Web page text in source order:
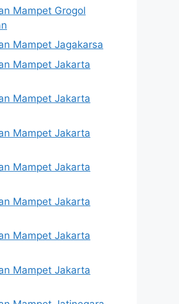
Mampet Grogol
Mampet Jagakarsa
Mampet Jakarta
Mampet Jakarta
Mampet Jakarta
Mampet Jakarta
Mampet Jakarta
Mampet Jakarta
Mampet Jakarta